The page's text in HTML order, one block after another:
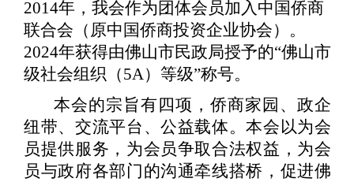
2014年，我会作为团体会员加入中国侨商
联合会 （原中国侨商投资企业协会）。
2024年获得由佛山市民政局授予的“佛山市
级社会组织（5A）等级”称号。
本会的宗旨有四项，侨商家园、政企
纽带、交流平台、公益载体。本会以为会
员提供服务，为会员争取合法权益，为会
员与政府各部门的沟通牵线搭桥， 促进佛